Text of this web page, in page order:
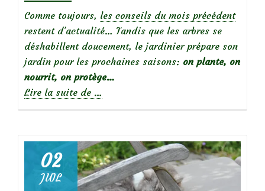
Comme toujours, les conseils du mois précédent
restent d’actualité… Tandis que les arbres se
déshabillent doucement, le jardinier prépare son
jardin pour les prochaines saisons: on plante, on
nourrit, on protège…
Lire la suite de à
au
jardin
:
…
02
JUIL